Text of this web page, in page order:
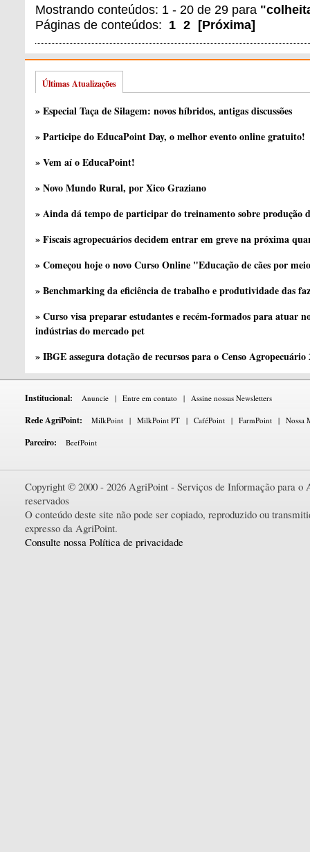
Mostrando conteúdos: 1 - 20 de 29 para
Páginas de conteúdos: 1 2 [Próxima]
Últimas Atualizações
» Especial Taça de Silagem: novos híbridos, antigas discussões
» Participe do EducaPoint Day, o melhor evento online gratuito!
» Vem aí o EducaPoint!
» Novo Mundo Rural, por Xico Graziano
» Ainda dá tempo de participar do treinamento sobre produção
» Fiscais agropecuários decidem entrar em greve na próxima
» Começou hoje o novo Curso Online "Educação de cães por
» Benchmarking da eficiência de trabalho e produtividade das
» Curso visa preparar estudantes e recém-formados para atuar
indústrias do mercado pet
» IBGE assegura dotação de recursos para o Censo Agropecuário
Institucional: Anuncie | Entre em contato | Assine nossas Newsletters
Rede AgriPoint: MilkPoint | MilkPoint PT | CaféPoint | FarmPoint | Nossa
Parceiro: BeefPoint
Copyright © 2000 - 2026 AgriPoint - Serviços de Informação para o
reservados
O conteúdo deste site não pode ser copiado, reproduzido ou
expresso da AgriPoint.
Consulte nossa Política de privacidade